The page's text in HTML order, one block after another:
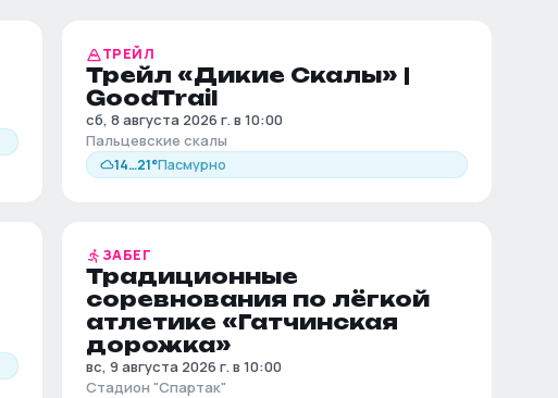
ТРЕЙЛ
Трейл «Дикие Скалы» |
GoodTrail
сб, 8 августа 2026 г. в 10:00
Пальцевские скалы
14…21°Пасмурно
ЗАБЕГ
Традиционные
соревнования по лёгкой
атлетике «Гатчинская
дорожка»
вс, 9 августа 2026 г. в 10:00
Стадион "Спартак"